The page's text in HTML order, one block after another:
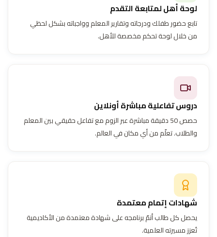
لوحة أهل لمتابعة التقدم
تابع حضور طفلك ودرجاته وتقارير المعلم وواجباته بشكل لحظي
من خلال لوحة تحكم مخصصة للأهل.
دروس تفاعلية مباشرة أونلاين
حصص 50 دقيقة مباشرة عبر الزوم مع تفاعل حقيقي بين المعلم
والطلاب. تعلّم من أي مكان في العالم.
شهادات إتمام معتمدة
يحصل كل طالب أتمّ برنامجه على شهادة معتمدة من الأكاديمية
تُعزز مسيرته العلمية.